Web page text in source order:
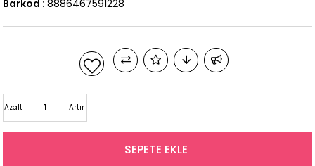
Barkod : 8886467591228
Artır
Azalt